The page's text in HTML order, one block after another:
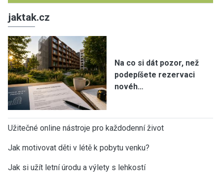
jaktak.cz
Na co si dát pozor, než
podepíšete rezervaci
novéh…
Užitečné online nástroje pro každodenní život
Jak motivovat děti v létě k pobytu venku?
Jak si užít letní úrodu a výlety s lehkostí